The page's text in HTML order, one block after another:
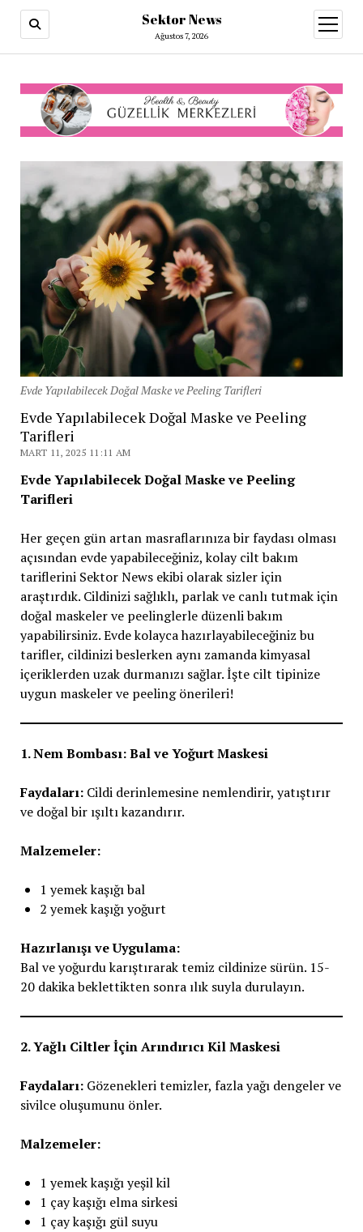
Sektor News
Ağustos 7, 2026
aç
Evde Yapılabilecek Doğal Maske ve Peeling Tarifleri
Evde Yapılabilecek Doğal Maske ve Peeling
Tarifleri
MART 11, 2025 11:11 AM
Evde Yapılabilecek Doğal Maske ve Peeling
Tarifleri
Her geçen gün artan masraflarınıza bir faydası olması
açısından evde yapabileceğiniz, kolay cilt bakım
tariflerini Sektor News ekibi olarak sizler için
araştırdık. Cildinizi sağlıklı, parlak ve canlı tutmak için
doğal maskeler ve peelinglerle düzenli bakım
yapabilirsiniz. Evde kolayca hazırlayabileceğiniz bu
tarifler, cildinizi beslerken aynı zamanda kimyasal
içeriklerden uzak durmanızı sağlar. İşte cilt tipinize
uygun maskeler ve peeling önerileri!
1. Nem Bombası: Bal ve Yoğurt Maskesi
Faydaları:Cildi derinlemesine nemlendirir, yatıştırır
ve doğal bir ışıltı kazandırır.
Malzemeler:
1 yemek kaşığı bal
2 yemek kaşığı yoğurt
Hazırlanışı ve Uygulama:
Bal ve yoğurdu karıştırarak temiz cildinize sürün. 15-
20 dakika beklettikten sonra ılık suyla durulayın.
2. Yağlı Ciltler İçin Arındırıcı Kil Maskesi
Faydaları:Gözenekleri temizler, fazla yağı dengeler ve
sivilce oluşumunu önler.
Malzemeler:
1 yemek kaşığı yeşil kil
1 çay kaşığı elma sirkesi
1 çay kaşığı gül suyu